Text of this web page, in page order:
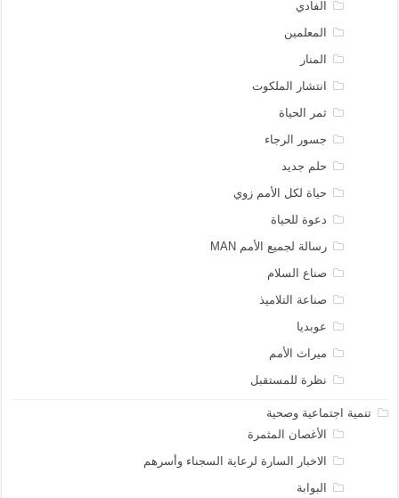
الفادي
المعلمين
المنار
انتشار الملكوت
ثمر الحياة
جسور الرجاء
حلم جديد
حياة لكل الأمم زوي
دعوة للحياة
رسالة لجميع الأمم MAN
صناع السلام
صناعة التلاميذ
عوبديا
ميراث الأمم
نظرة للمستقبل
تنمية اجتماعية وصحية
الأغصان المثمرة
الاخبار السارة لرعاية السجناء وأسرهم
البوابة